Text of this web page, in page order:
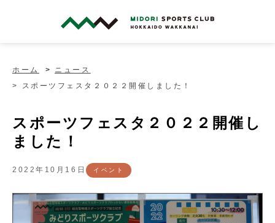
ホーム
ニュース
スポーツフェスタ２０２２開催しました！
スポーツフェスタ２０２２開催し
ました！
2022年10月16日 イベント